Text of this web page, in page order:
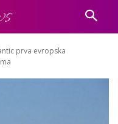
prva evropska